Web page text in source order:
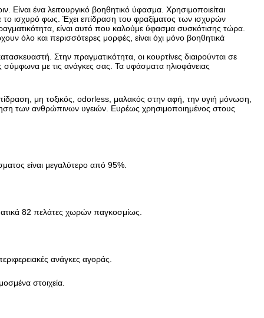
Είναι ένα λειτουργικό βοηθητικό ύφασμα. Χρησιμοποιείται
ισχυρό φως. Έχει επίδραση του φραξίματος των ισχυρών
είναι αυτό που καλούμε ύφασμα συσκότισης τώρα.
όλο και περισσότερες μορφές, είναι όχι μόνο βοηθητικά
Στην πραγματικότητα, οι κουρτίνες διαιρούνται σε
με τις ανάγκες σας. Τα υφάσματα ηλιοφάνειας
μη τοξικός, odorless, μαλακός στην αφή, την υγιή μόνωση,
των ανθρώπινων υγειών. Ευρέως χρησιμοποιημένος στους
είναι μεγαλύτερο από 95%.
82 πελάτες χωρών παγκοσμίως.
ανάγκες αγοράς.
στοιχεία.